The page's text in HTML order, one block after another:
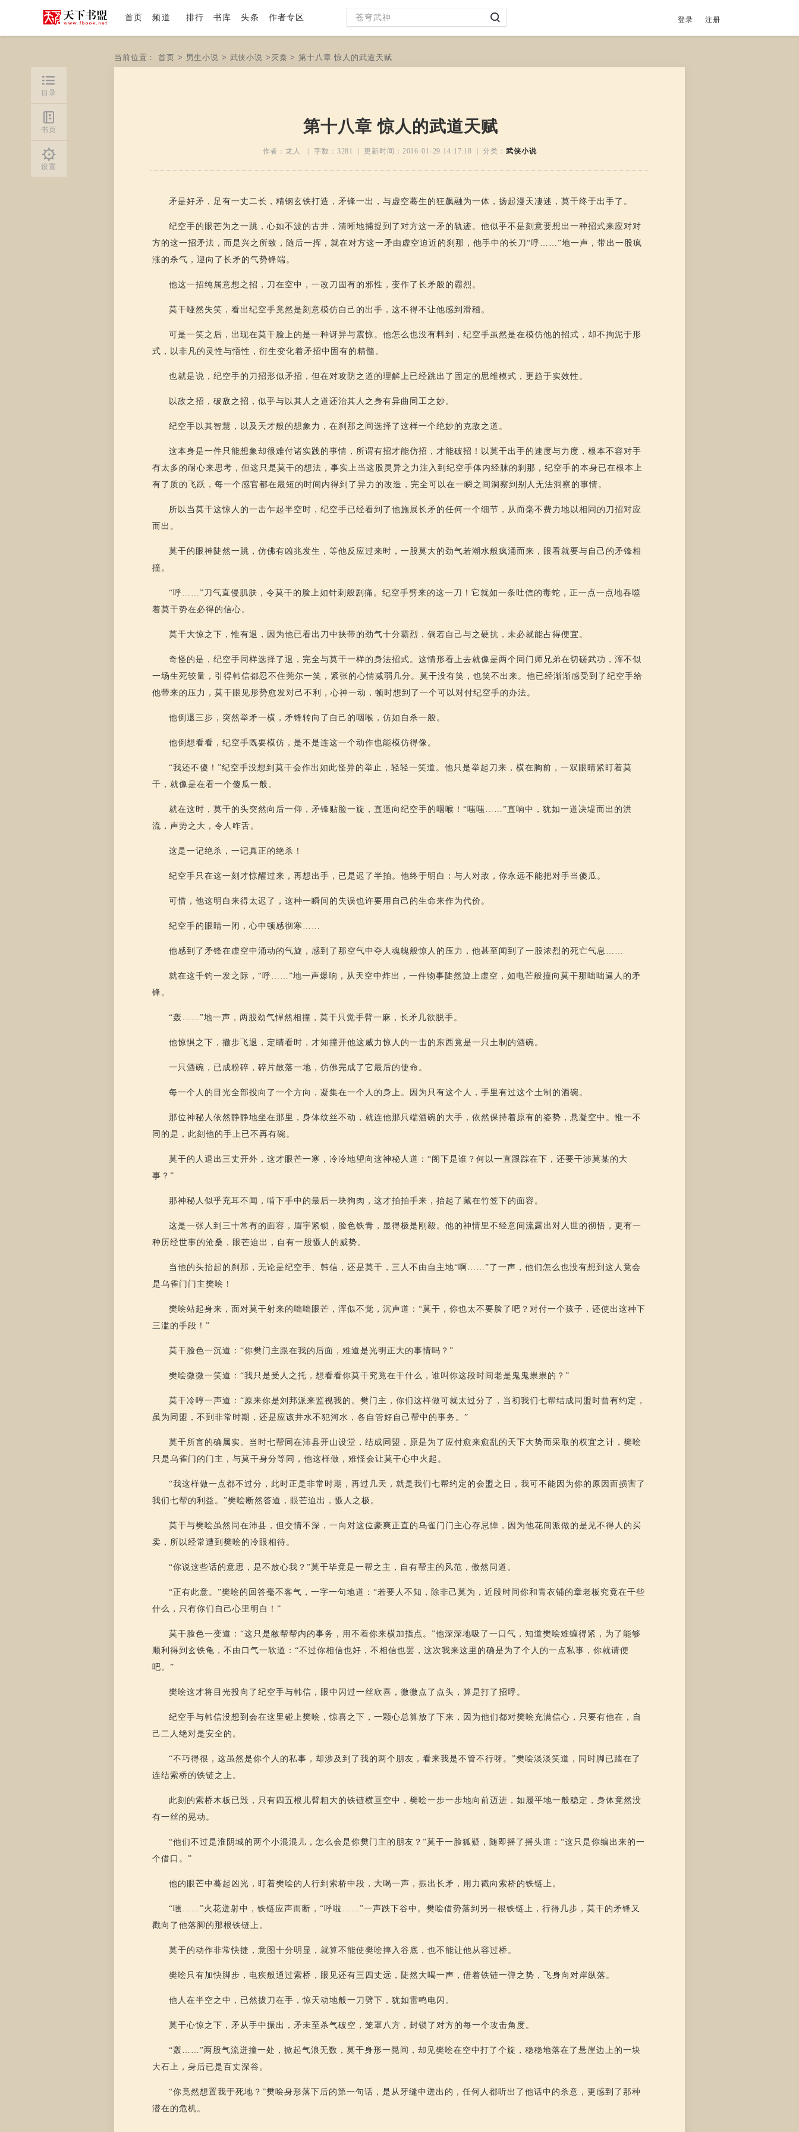
首页 频道 排行 书库 头条 作者专区 登录 注册
当前位置：首页 > 男生小说 > 武侠小说 > 灭秦 > 第十八章 惊人的武道天赋
第十八章 惊人的武道天赋
作者：龙人 | 字数： 3281 | 更新时间： 2016-01-29 14:17:18 | 分类： 武侠小说
矛是好矛，足有一丈二长，精钢玄铁打造，矛锋一出，与虚空蓦生的狂飙融为一体，扬起漫天凄迷，莫干终于出手了。
纪空手的眼芒为之一跳，心如不波的古井，清晰地捕捉到了对方这一矛的轨迹。他似乎不是刻意要想出一种招式来应对对
方的这一招矛法，而是兴之所致，随后一挥，就在对方这一矛由虚空迫近的刹那，他手中的长刀“呼……”地一声，带出一股疯
涨的杀气，迎向了长矛的气势锋端。
他这一招纯属意想之招，刀在空中，一改刀固有的邪性，变作了长矛般的霸烈。
莫干哑然失笑，看出纪空手竟然是刻意模仿自己的出手，这不得不让他感到滑稽。
可是一笑之后，出现在莫干脸上的是一种讶异与震惊。他怎么也没有料到，纪空手虽然是在模仿他的招式，却不拘泥于形
式，以非凡的灵性与悟性，衍生变化着矛招中固有的精髓。
也就是说，纪空手的刀招形似矛招，但在对攻防之道的理解上已经跳出了固定的思维模式，更趋于实效性。
以敌之招，破敌之招，似乎与以其人之道还治其人之身有异曲同工之妙。
纪空手以其智慧，以及天才般的想象力，在刹那之间选择了这样一个绝妙的克敌之道。
这本身是一件只能想象却很难付诸实践的事情，所谓有招才能仿招，才能破招！以莫干出手的速度与力度，根本不容对手
有太多的耐心来思考，但这只是莫干的想法，事实上当这股灵异之力注入到纪空手体内经脉的刹那，纪空手的本身已在根本上
有了质的飞跃，每一个感官都在最短的时间内得到了异力的改造，完全可以在一瞬之间洞察到别人无法洞察的事情。
所以当莫干这惊人的一击乍起半空时，纪空手已经看到了他施展长矛的任何一个细节，从而毫不费力地以相同的刀招对应
而出。
莫干的眼神陡然一跳，仿佛有凶兆发生，等他反应过来时，一股莫大的劲气若潮水般疯涌而来，眼看就要与自己的矛锋相
撞。
“呼……”刀气直侵肌肤，令莫干的脸上如针刺般剧痛。纪空手劈来的这一刀！它就如一条吐信的毒蛇，正一点一点地吞噬
着莫干势在必得的信心。
莫干大惊之下，惟有退，因为他已看出刀中挟带的劲气十分霸烈，倘若自己与之硬抗，未必就能占得便宜。
奇怪的是，纪空手同样选择了退，完全与莫干一样的身法招式。这情形看上去就像是两个同门师兄弟在切磋武功，浑不似
一场生死较量，引得韩信都忍不住莞尔一笑，紧张的心情减弱几分。莫干没有笑，也笑不出来。他已经渐渐感受到了纪空手给
他带来的压力，莫干眼见形势愈发对己不利，心神一动，顿时想到了一个可以对付纪空手的办法。
他倒退三步，突然举矛一横，矛锋转向了自己的咽喉，仿如自杀一般。
他倒想看看，纪空手既要模仿，是不是连这一个动作也能模仿得像。
“我还不傻！”纪空手没想到莫干会作出如此怪异的举止，轻轻一笑道。他只是举起刀来，横在胸前，一双眼睛紧盯着莫
干，就像是在看一个傻瓜一般。
就在这时，莫干的头突然向后一仰，矛锋贴脸一旋，直逼向纪空手的咽喉！“嗤嗤……”直响中，犹如一道决堤而出的洪
流，声势之大，令人咋舌。
这是一记绝杀，一记真正的绝杀！
纪空手只在这一刻才惊醒过来，再想出手，已是迟了半拍。他终于明白：与人对敌，你永远不能把对手当傻瓜。
可惜，他这明白来得太迟了，这种一瞬间的失误也许要用自己的生命来作为代价。
纪空手的眼睛一闭，心中顿感彻寒……
他感到了矛锋在虚空中涌动的气旋，感到了那空气中夺人魂魄般惊人的压力，他甚至闻到了一股浓烈的死亡气息……
就在这千钧一发之际，“呼……”地一声爆响，从天空中炸出，一件物事陡然旋上虚空，如电芒般撞向莫干那咄咄逼人的矛
锋。
“轰……”地一声，两股劲气悍然相撞，莫干只觉手臂一麻，长矛几欲脱手。
他惊惧之下，撤步飞退，定睛看时，才知撞开他这威力惊人的一击的东西竟是一只土制的酒碗。
一只酒碗，已成粉碎，碎片散落一地，仿佛完成了它最后的使命。
每一个人的目光全部投向了一个方向，凝集在一个人的身上。因为只有这个人，手里有过这个土制的酒碗。
那位神秘人依然静静地坐在那里，身体纹丝不动，就连他那只端酒碗的大手，依然保持着原有的姿势，悬凝空中。惟一不
同的是，此刻他的手上已不再有碗。
莫干的人退出三丈开外，这才眼芒一寒，冷冷地望向这神秘人道：“阁下是谁？何以一直跟踪在下，还要干涉莫某的大
事？”
那神秘人似乎充耳不闻，啃下手中的最后一块狗肉，这才拍拍手来，抬起了藏在竹笠下的面容。
这是一张人到三十常有的面容，眉宇紧锁，脸色铁青，显得极是刚毅。他的神情里不经意间流露出对人世的彻悟，更有一
种历经世事的沧桑，眼芒迫出，自有一股慑人的威势。
当他的头抬起的刹那，无论是纪空手、韩信，还是莫干，三人不由自主地“啊……”了一声，他们怎么也没有想到这人竟会
是乌雀门门主樊哙！
樊哙站起身来，面对莫干射来的咄咄眼芒，浑似不觉，沉声道：“莫干，你也太不要脸了吧？对付一个孩子，还使出这种下
三滥的手段！”
莫干脸色一沉道：“你樊门主跟在我的后面，难道是光明正大的事情吗？”
樊哙微微一笑道：“我只是受人之托，想看看你莫干究竟在干什么，谁叫你这段时间老是鬼鬼祟祟的？”
莫干冷哼一声道：“原来你是刘邦派来监视我的。樊门主，你们这样做可就太过分了，当初我们七帮结成同盟时曾有约定，
虽为同盟，不到非常时期，还是应该井水不犯河水，各自管好自己帮中的事务。”
莫干所言的确属实。当时七帮同在沛县开山设堂，结成同盟，原是为了应付愈来愈乱的天下大势而采取的权宜之计，樊哙
只是乌雀门的门主，与莫干身分等同，他这样做，难怪会让莫干心中火起。
“我这样做一点都不过分，此时正是非常时期，再过几天，就是我们七帮约定的会盟之日，我可不能因为你的原因而损害了
我们七帮的利益。”樊哙断然答道，眼芒迫出，慑人之极。
莫干与樊哙虽然同在沛县，但交情不深，一向对这位豪爽正直的乌雀门门主心存忌惮，因为他花间派做的是见不得人的买
卖，所以经常遭到樊哙的冷眼相待。
“你说这些话的意思，是不放心我？”莫干毕竟是一帮之主，自有帮主的风范，傲然问道。
“正有此意。”樊哙的回答毫不客气，一字一句地道：“若要人不知，除非己莫为，近段时间你和青衣铺的章老板究竟在干些
什么，只有你们自己心里明白！”
莫干脸色一变道：“这只是敝帮帮内的事务，用不着你来横加指点。”他深深地吸了一口气，知道樊哙难缠得紧，为了能够
顺利得到玄铁龟，不由口气一软道：“不过你相信也好，不相信也罢，这次我来这里的确是为了个人的一点私事，你就请便
吧。”
樊哙这才将目光投向了纪空手与韩信，眼中闪过一丝欣喜，微微点了点头，算是打了招呼。
纪空手与韩信没想到会在这里碰上樊哙，惊喜之下，一颗心总算放了下来，因为他们都对樊哙充满信心，只要有他在，自
己二人绝对是安全的。
“不巧得很，这虽然是你个人的私事，却涉及到了我的两个朋友，看来我是不管不行呀。”樊哙淡淡笑道，同时脚已踏在了
连结索桥的铁链之上。
此刻的索桥木板已毁，只有四五根儿臂粗大的铁链横亘空中，樊哙一步一步地向前迈进，如履平地一般稳定，身体竟然没
有一丝的晃动。
“他们不过是淮阴城的两个小混混儿，怎么会是你樊门主的朋友？”莫干一脸狐疑，随即摇了摇头道：“这只是你编出来的一
个借口。”
他的眼芒中蓦起凶光，盯着樊哙的人行到索桥中段，大喝一声，振出长矛，用力戳向索桥的铁链上。
“嗤……”火花迸射中，铁链应声而断，“呼啦……”一声跌下谷中。樊哙借势落到另一根铁链上，行得几步，莫干的矛锋又
戳向了他落脚的那根铁链上。
莫干的动作非常快捷，意图十分明显，就算不能使樊哙摔入谷底，也不能让他从容过桥。
樊哙只有加快脚步，电疾般通过索桥，眼见还有三四丈远，陡然大喝一声，借着铁链一弹之势，飞身向对岸纵落。
他人在半空之中，已然拔刀在手，惊天动地般一刀劈下，犹如雷鸣电闪。
莫干心惊之下，矛从手中振出，矛未至杀气破空，笼罩八方，封锁了对方的每一个攻击角度。
“轰……”两股气流迸撞一处，掀起气浪无数，莫干身形一晃间，却见樊哙在空中打了个旋，稳稳地落在了悬崖边上的一块
大石上，身后已是百丈深谷。
“你竟然想置我于死地？”樊哙身形落下后的第一句话，是从牙缝中迸出的，任何人都听出了他话中的杀意，更感到了那种
潜在的危机。
目录
书页
设置